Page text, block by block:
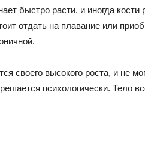
быстро расти, и иногда
отдать на плавание или
своего высокого роста, и не
психологически. Тело